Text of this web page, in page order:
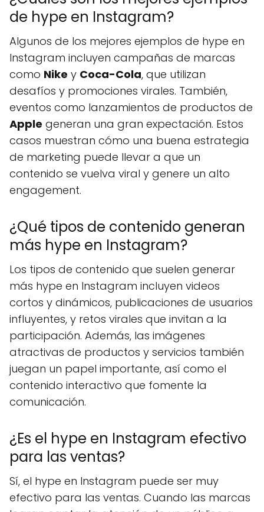
de hype en Instagram?
Algunos de los mejores ejemplos de hype en
Instagram incluyen campañas de marcas
como Nike y Coca-Cola, que utilizan
desafíos y promociones virales. También,
eventos como lanzamientos de productos de
Apple generan una gran expectación. Estos
casos muestran cómo una buena estrategia
de marketing puede llevar a que un
contenido se vuelva viral y genere un alto
engagement.
¿Qué tipos de contenido generan
más hype en Instagram?
Los tipos de contenido que suelen generar
más hype en Instagram incluyen videos
cortos y dinámicos, publicaciones de usuarios
influyentes, y retos virales que invitan a la
participación. Además, las imágenes
atractivas de productos y servicios también
juegan un papel importante, así como el
contenido interactivo que fomente la
comunicación.
¿Es el hype en Instagram efectivo
para las ventas?
Sí, el hype en Instagram puede ser muy
efectivo para las ventas. Cuando las marcas